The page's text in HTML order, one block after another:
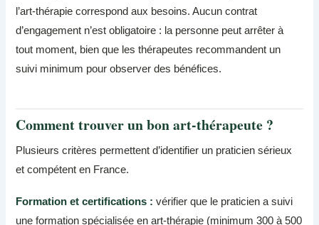
l’art-thérapie correspond aux besoins. Aucun contrat
d’engagement n’est obligatoire : la personne peut arrêter à
tout moment, bien que les thérapeutes recommandent un
suivi minimum pour observer des bénéfices.
Comment trouver un bon art-thérapeute ?
Plusieurs critères permettent d’identifier un praticien sérieux
et compétent en France.
Formation et certifications : vérifier que le praticien a suivi
une formation spécialisée en art-thérapie (minimum 300 à 500